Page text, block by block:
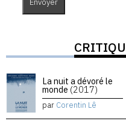
La nuit a dévoré le
monde (2017)
par Corentin Lê